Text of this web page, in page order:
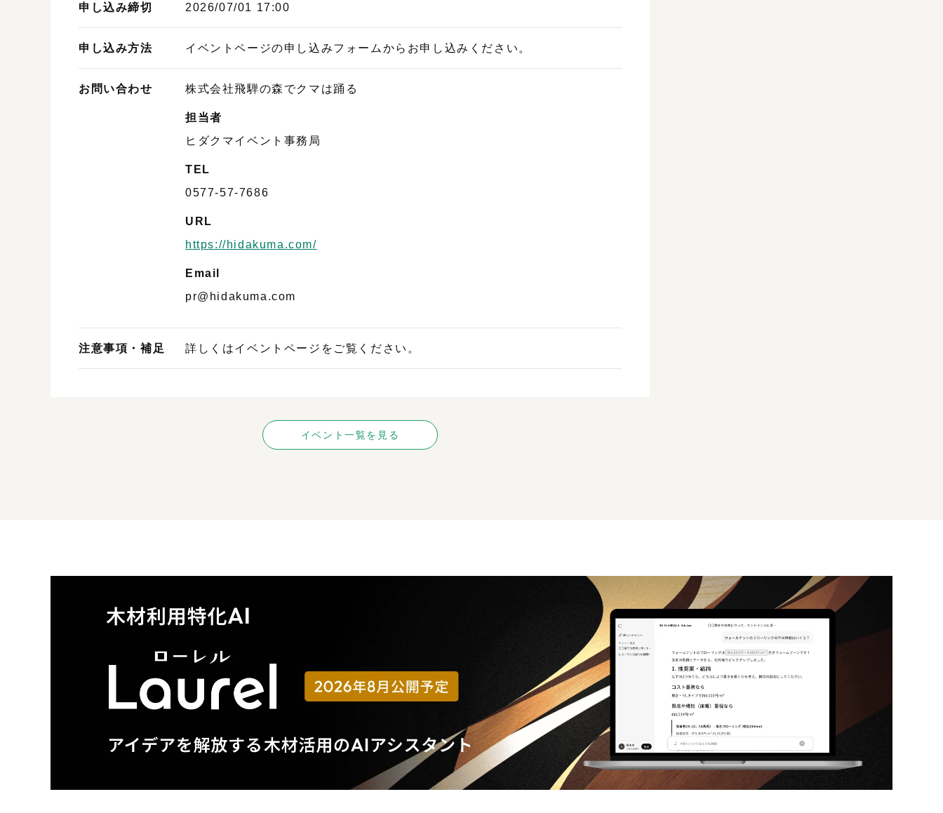
申し込み締切 2026/07/01 17:00
申し込み方法 イベントページの申し込みフォームからお申し込みください。
お問い合わせ 株式会社飛騨の森でクマは踊る
担当者
ヒダクマイベント事務局
TEL
0577-57-7686
URL
https://hidakuma.com/
Email
pr@hidakuma.com
注意事項・補足 詳しくはイベントページをご覧ください。
イベント一覧を見る